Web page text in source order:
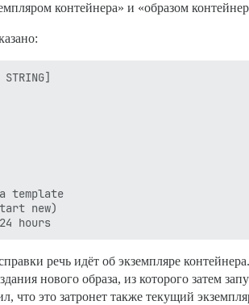
контейнера» и «образом
template
new)
речь идёт об экземпляре
нового образа, из которого затем
что это затронет также текущий